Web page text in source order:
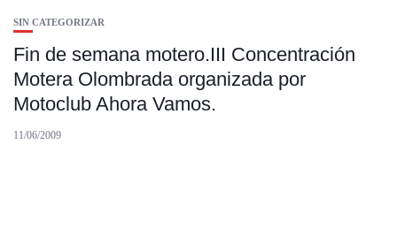
SIN CATEGORIZAR
Fin de semana motero.III Concentración
Motera Olombrada organizada por
Motoclub Ahora Vamos.
11/06/2009